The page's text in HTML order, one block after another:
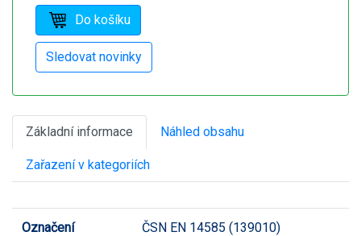
Základní informace Náhled obsahu
Zařazení v kategoriích
Označení ČSN EN 14585 (139010)